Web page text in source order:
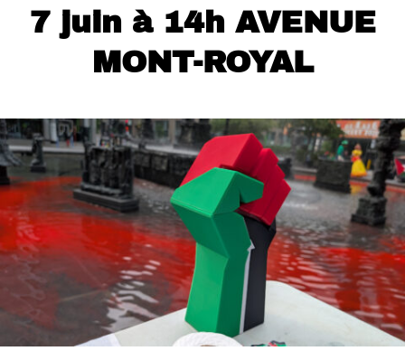
7 juin à 14h AVENUE
MONT-ROYAL